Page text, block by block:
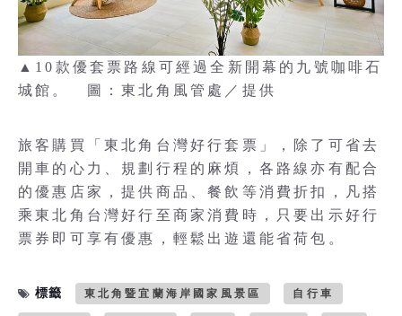
▲10款優套票路線可經過全新開幕的九號咖啡石
城館。 圖：東北角風管處／提供
旅客購買「東北角台灣好行套票」，除了可省去
開車的心力、規劃行程的麻煩，各路線亦有配合
的優惠店家，提供商品、餐飲等消費折扣，凡搭
乘東北角台灣好行至商家消費時，只要出示好行
票券即可享有優惠，輕鬆出遊還能省荷包。
標籤 東北角暨宜蘭海岸國家風景區 自行車